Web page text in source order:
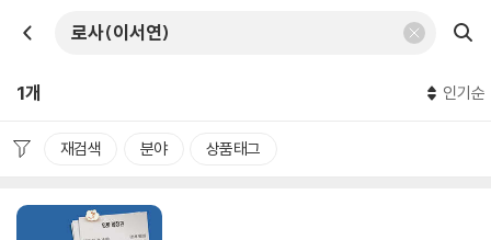
1개 인기순
재검색 분야 상품태그